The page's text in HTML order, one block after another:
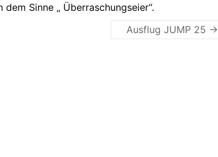
Sinne „ Überraschungseier“.
Ausflug JUMP 25 →